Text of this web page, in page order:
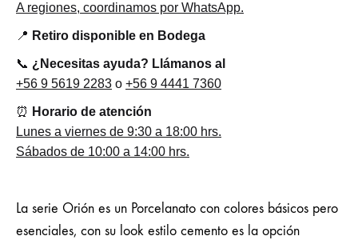
A regiones, coordinamos por WhatsApp.
📍 Retiro disponible en Bodega
📞 ¿Necesitas ayuda? Llámanos al
+56 9 5619 2283 o +56 9 4441 7360
⏰ Horario de atención
Lunes a viernes de 9:30 a 18:00 hrs.
Sábados de 10:00 a 14:00 hrs.
La serie Orión es un Porcelanato con colores básicos pero
esenciales, con su look estilo cemento es la opción